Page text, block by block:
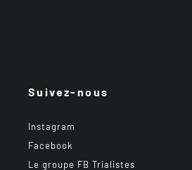
Suivez-nous
Instagram
Facebook
Le groupe FB Trialistes